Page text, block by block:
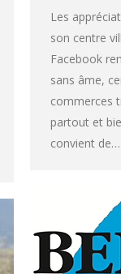
Les
son centre
Facebook
sans âme,
commerces
partout et
convient de…